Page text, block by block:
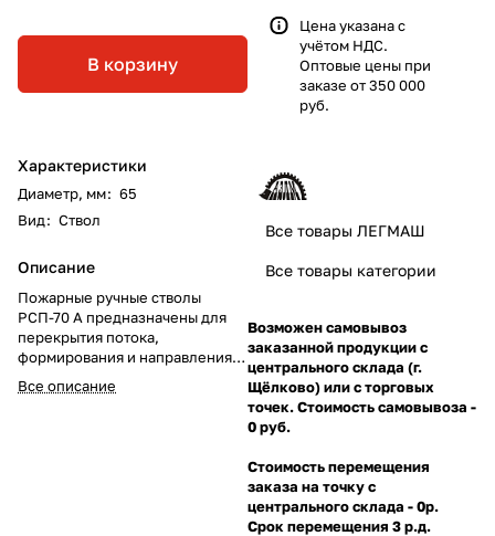
В корзину
Характеристики
Диаметр, мм: 65
Вид: Ствол
Описание
Пожарные ручные стволы
РСП-70 А предназначены для
перекрытия потока,
формирования и направления
сплошной или распылённой
струи воды, с постоянным углом
Все описание
Цена указана с
учётом НДС.
Оптовые цены при
заказе от 350 000
руб.
Все товары ЛЕГМАШ
Все товары категории
Возможен самовывоз
заказанной продукции с
центрального склада (г.
Щёлково) или с торговых
точек. Стоимость самовывоза -
0 руб.
Стоимость перемещения
заказа на точку с
центрального склада - 0р.
Срок перемещения 3 р.д.